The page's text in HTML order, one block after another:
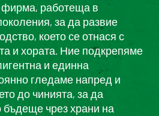
фирма, работеща в
за да развие
което се отнася с
и хората. Ние подкрепяме
и единна
гледаме напред и
до чинията, за да
чрез храни на